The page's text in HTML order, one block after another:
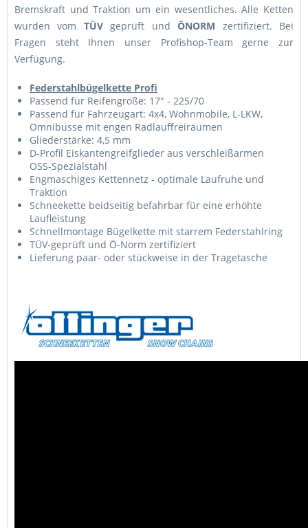
Bremskraft und Traktion um ein wesentliches. Alle Ketten
wurden vom TÜVgeprüft undÖNORM zertifiziert. Bei
Fragen steht Ihnen unser Profishop-Team gerne zur
Verfügung.
Federstahlbügelkette Profi
Passend für Reifengröße: 17" - 225/70
Passend für Fahrzeugart: 4x4, Wohnmobile, L-LKW,
Omnibusse mit engen Radlauffreiräumen
Gliederstärke: 4,5 mm
D-Profil Eiskantengreifglieder aus verschleißarmen
OSS-Spezialstahl
Engmaschiges Kettennetz - optimale Laufruhe und
Traktion
Schneekette beidseitig befahrbar für eine erhöhte
Laufleistung
Schnellmontage Bügelkette mit starrem Federstahlring
TÜV-geprüft und Ö-Norm zertifiziert
Lieferung paar- oder stückweise in der Tragetasche